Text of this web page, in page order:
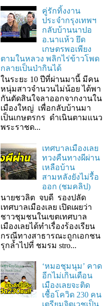
คู่รักทิ้งงาน
ประจำกรุงเทพฯ
กลับบ้านนาปอ
อ.นาแห้ว ยึด
เกษตรพอเพียง
ตามในหลวง พลิกไร่ข้าวโพด
กลายเป็นป่ากินได้
ในระยะ 10 ปีที่ผ่านมานี้ มีคน
หนุ่มสาวจำนวนไม่น้อย ได้พา
กันตัดสินใจลาออกจากงานใน
เมืองใหญ่ เพื่อกลับบ้านมา
เป็นเกษตรกร ดำเนินตามแนว
พระราชด...
เทศบาลเมืองเลย
ทวงคืนทางผีผ่าน
เหลือบ้าน
สามหลังยังไม่รื้อ
ออก (ชมคลิป)
นายชวลิต จบดี รองปลัด
เทศบาลเมืองเลย เปิดเผยว่า
ชาวชุมชนในเขตเทศบาล
เมืองเลยได้ทำเรื่องร้องเรียน
กรณีทางสาธารณะถูกเอกชน
รุกล้ำไปที่ ชมรม stro...
‘หมอชุมนุม’ คาด
อีกไม่เกินเดือน
เมืองเลยจะติด
เชื้อโควิด 230 คน